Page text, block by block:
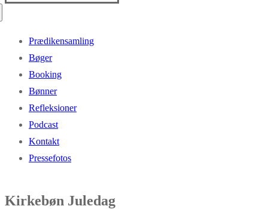
Prædikensamling
Bøger
Booking
Bønner
Refleksioner
Podcast
Kontakt
Pressefotos
Kirkebøn Juledag